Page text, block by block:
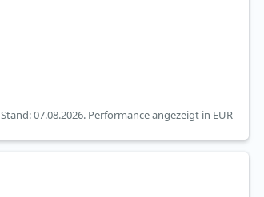
Stand: 07.08.2026. Performance angezeigt in EUR